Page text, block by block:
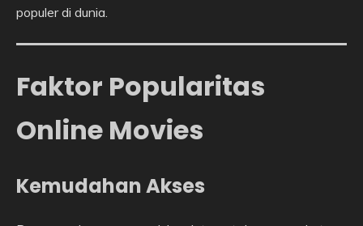
populer di dunia.
Faktor Popularitas
Online Movies
Kemudahan Akses